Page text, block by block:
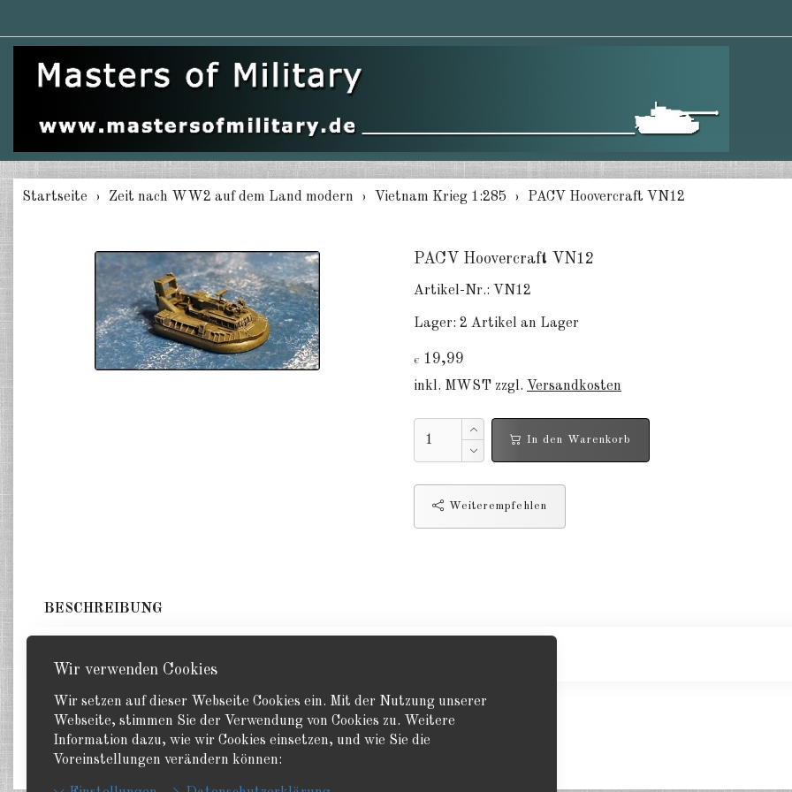
Wir verwenden Cookies
Wir setzen auf dieser Webseite Cookies ein. Mit der Nutzung unserer
Webseite, stimmen Sie der Verwendung von Cookies zu. Weitere
Information dazu, wie wir Cookies einsetzen, und wie Sie die
Voreinstellungen verändern können:
Startseite Zeit nach WW2 auf dem Land modern Vietnam Krieg 1:285 PACV Hoovercraft VN12
PACV Hoovercraft VN12
Artikel-Nr.: VN12
Lager: 2 Artikel an Lager
€ 19,99
inkl. MWST zzgl. Versandkosten
In den Warenkorb
Weiterempfehlen
BESCHREIBUNG
Zurück